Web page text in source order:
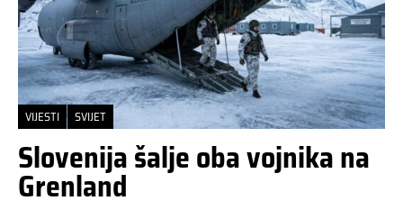
VIJESTI SVIJET
Slovenija šalje oba vojnika na
Grenland